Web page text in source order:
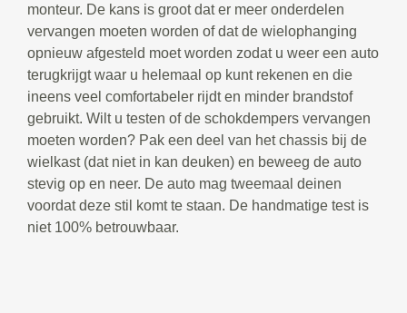
monteur. De kans is groot dat er meer onderdelen
vervangen moeten worden of dat de wielophanging
opnieuw afgesteld moet worden zodat u weer een auto
terugkrijgt waar u helemaal op kunt rekenen en die
ineens veel comfortabeler rijdt en minder brandstof
gebruikt. Wilt u testen of de schokdempers vervangen
moeten worden? Pak een deel van het chassis bij de
wielkast (dat niet in kan deuken) en beweeg de auto
stevig op en neer. De auto mag tweemaal deinen
voordat deze stil komt te staan. De handmatige test is
niet 100% betrouwbaar.